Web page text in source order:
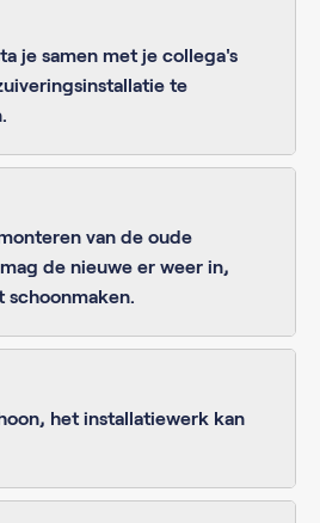
je samen met je collega's
te
van de oude
de nieuwe er weer in,
schoonmaken.
het installatiewerk kan